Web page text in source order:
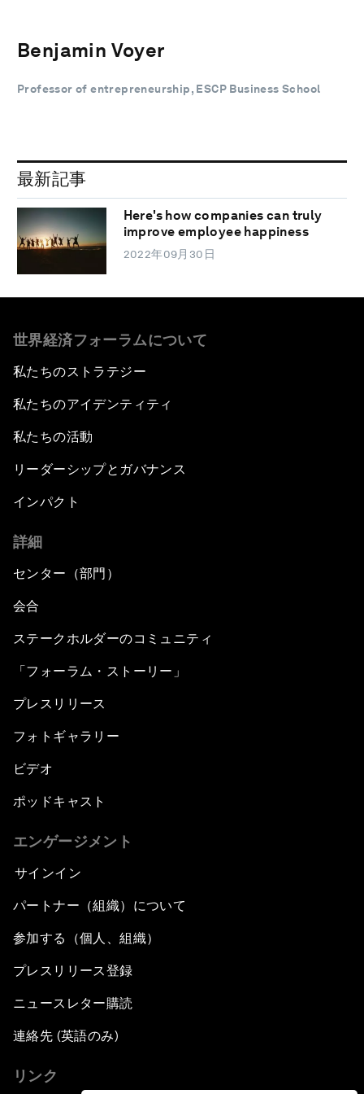
Benjamin Voyer
Professor of entrepreneurship, ESCP Business School
最新記事
Here's how companies can truly
improve employee happiness
2022年09月30日
世界経済フォーラムについて
私たちのストラテジー
私たちのアイデンティティ
私たちの活動
リーダーシップとガバナンス
インパクト
詳細
センター（部門）
会合
ステークホルダーのコミュニティ
「フォーラム・ストーリー」
プレスリリース
フォトギャラリー
ビデオ
ポッドキャスト
エンゲージメント
サインイン
パートナー（組織）について
参加する（個人、組織）
プレスリリース登録
ニュースレター購読
連絡先 (英語のみ)
リンク